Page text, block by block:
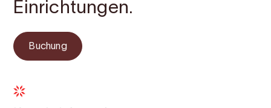
Einrichtungen.
Buchung